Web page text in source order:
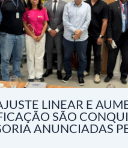
LINEAR E
SÃO
ANUNCIADAS